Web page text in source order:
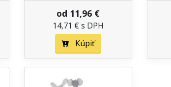
od 11,96 €
14,71 € s DPH
Kúpiť